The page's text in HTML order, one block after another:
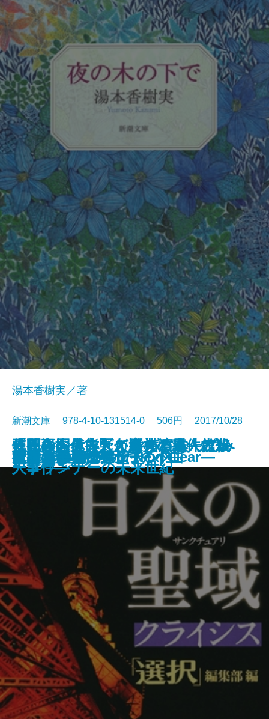
なりたい
人間をお休みしてヤギになってみ
た結果
甦る殺人者―天久鷹央の事件カル
テ―
彼女を愛した遺伝子
随想 春夏秋冬
「死の国」熊野と巡礼の道―古代
史謎解き紀行―
トットひとり
ブラック オア ホワイト
くちびる遊び
夜の木の下で
湯本香樹実／著
新潮文庫 978-4-10-131514-0 506円 2017/10/28
文庫
日本の聖域 クライシス
〈映画の見方〉がわかる本 ブレ
ードランナーの未来世紀
リカバリー
サナキの森
彼女たちの売春
電車道
アレス―天命探偵 Next Gear―
ジュンのための6つの小曲
使用人探偵シズカ―横濱異人館殺
人事件―
文明の子